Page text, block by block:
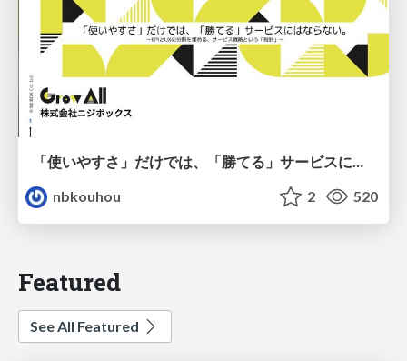
「使いやすさ」だけでは、「勝てる」サービスにはならない。〜KPIとUXの分断を埋める、サービス戦略という「指針」〜
nbkouhou
2 520
Featured
See All Featured